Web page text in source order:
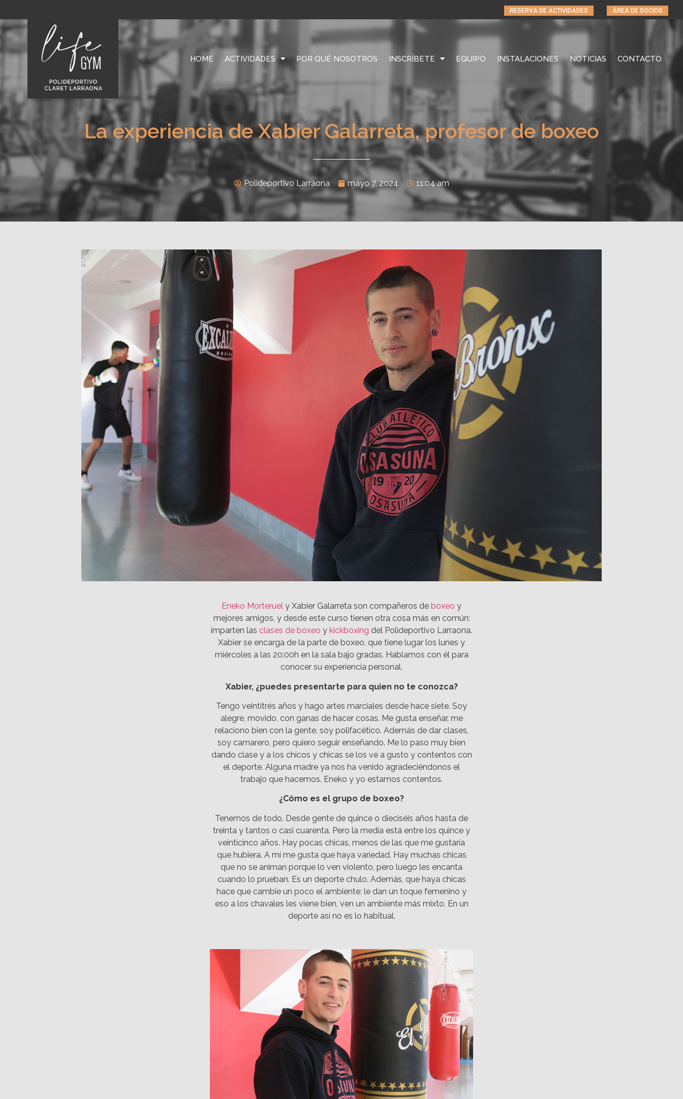
RESERVA DE ACTIVIDADES ÁREA DE SOCIOS
HOME ACTIVIDADES POR QUÉ NOSOTROS INSCRÍBETE EQUIPO INSTALACIONES NOTICIAS CONTACTO
La experiencia de Xabier Galarreta, profesor de boxeo
Polideportivo Larraona mayo 7, 2024 11:04 am
Eneko Morteruel y Xabier Galarreta son compañeros de boxeo y
mejores amigos, y desde este curso tienen otra cosa más en común:
imparten las clases de boxeo y kickboxing del Polideportivo Larraona.
Xabier se encarga de la parte de boxeo, que tiene lugar los lunes y
miércoles a las 20:00h en la sala bajo gradas. Hablamos con él para
conocer su experiencia personal.
Xabier, ¿puedes presentarte para quien no te conozca?
Tengo veintitrés años y hago artes marciales desde hace siete. Soy
alegre, movido, con ganas de hacer cosas. Me gusta enseñar, me
relaciono bien con la gente, soy polifacético. Además de dar clases,
soy camarero, pero quiero seguir enseñando. Me lo paso muy bien
dando clase y a los chicos y chicas se los ve a gusto y contentos con
el deporte. Alguna madre ya nos ha venido agradeciéndonos el
trabajo que hacemos. Eneko y yo estamos contentos.
¿Cómo es el grupo de boxeo?
Tenemos de todo. Desde gente de quince o dieciséis años hasta de
treinta y tantos o casi cuarenta. Pero la media está entre los quince y
veinticinco años. Hay pocas chicas, menos de las que me gustaría
que hubiera. A mí me gusta que haya variedad. Hay muchas chicas
que no se animan porque lo ven violento, pero luego les encanta
cuando lo prueban. Es un deporte chulo. Además, que haya chicas
hace que cambie un poco el ambiente: le dan un toque femenino y
eso a los chavales les viene bien, ven un ambiente más mixto. En un
deporte así no es lo habitual.